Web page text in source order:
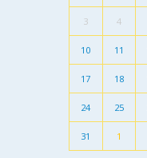
3 4
10 11
17 18
24 25
31 1